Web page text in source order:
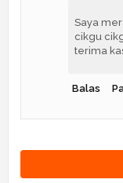
Saya
cikgu
terima
Balas